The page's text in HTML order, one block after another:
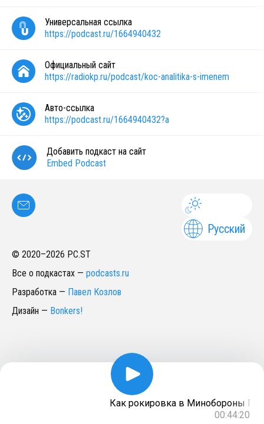
Универсальная ссылка
https://podcast.ru/1664940432
Официальный сайт
https://radiokp.ru/podcast/koc-analitika-s-imenem
Авто-ссылка
https://podcast.ru/1664940432?a
Добавить подкаст на сайт
Embed Podcast
Русский
© 2020–2026 PC.ST
Все о подкастах — podcasts.ru
Разработка — Павел Козлов
Дизайн — Bonkers!
Как рокировка в Минобороны
00:44:20